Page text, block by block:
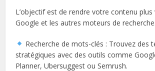
L’objectif est de rendre votre contenu plus
Google et les autres moteurs de recherche.
Recherche de mots-clés : Trouvez des
stratégiques avec des outils comme
Planner, Ubersuggest ou Semrush.